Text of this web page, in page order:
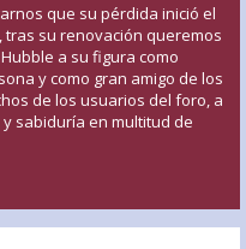
que su pérdida inició el
tras su renovación queremos
a su figura como
y como gran amigo de los
de los usuarios del foro, a
sabiduría en multitud de